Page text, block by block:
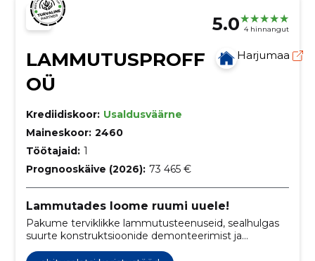
5.0 4 hinnangut
LAMMUTUSPROFF
OÜ
Harjumaa
Krediidiskoor: Usaldusväärne
Maineskoor: 2460
Töötajaid: 1
Prognooskäive (2026): 73 465 €
Lammutades loome ruumi uuele!
Pakume terviklikke lammutusteenuseid, sealhulgas
suurte konstruktsioonide demonteerimist ja
ehitusjäätmete vastutustundlikku kõrvaldamist.